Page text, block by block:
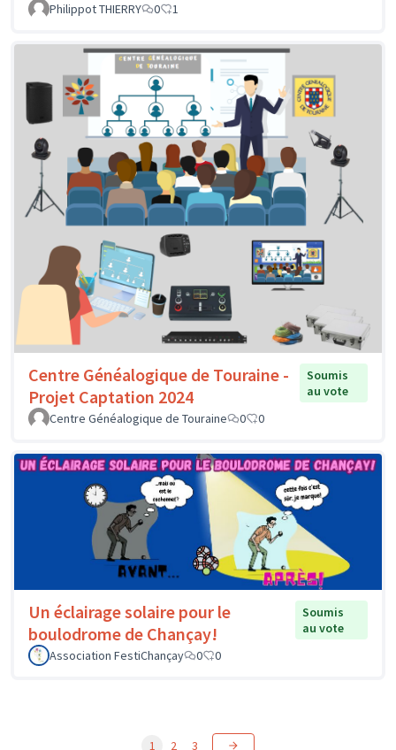
Philippot THIERRY
0 1
Centre Généalogique de Touraine -
Projet Captation 2024
Soumis
au vote
Centre Généalogique de Touraine
0 0
Un éclairage solaire pour le
boulodrome de Chançay!
Soumis
au vote
Association FestiChançay
0 0
1 2 3